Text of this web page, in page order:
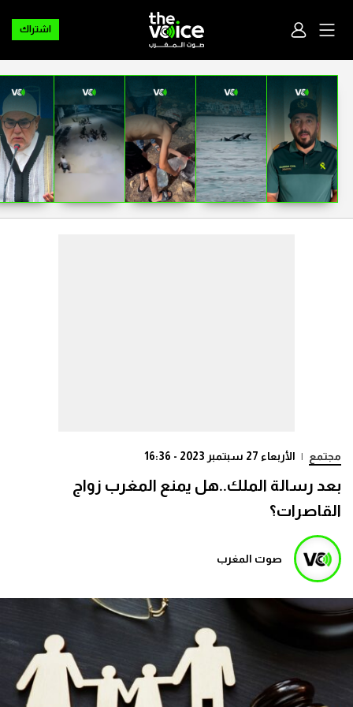
اشتراك
مجتمع | الأربعاء 27 سبتمبر 2023 - 16:36
بعد رسالة الملك..هل يمنع المغرب زواج
القاصرات؟
صوت المغرب